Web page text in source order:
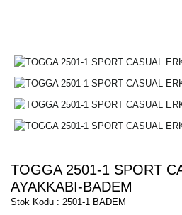
TOGGA 2501-1 SPORT
AYAKKABI-BADEM
Stok Kodu : 2501-1 BADEM